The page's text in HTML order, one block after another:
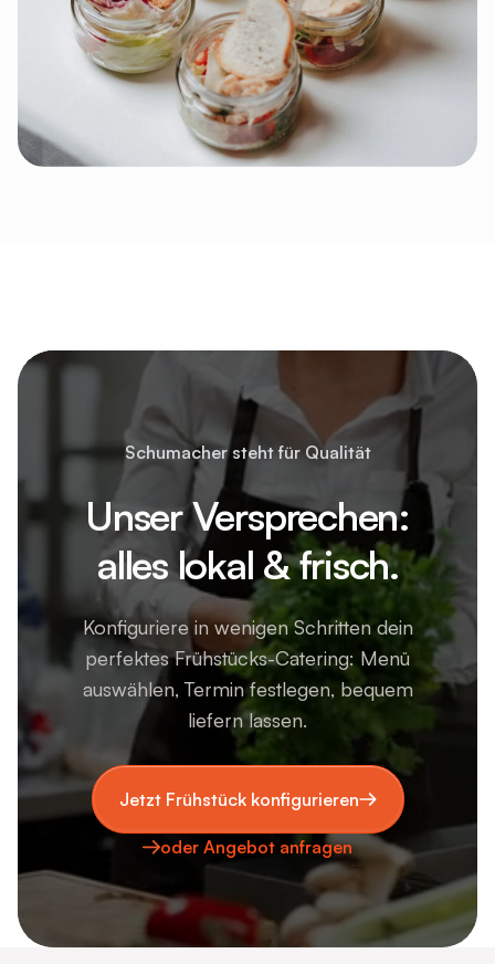
Schumacher steht für Qualität
Unser Versprechen:
alles lokal & frisch.
Konfiguriere in wenigen Schritten dein
perfektes Frühstücks-Catering: Menü
auswählen, Termin festlegen, bequem
liefern lassen.
Jetzt Frühstück konfigurieren
oder Angebot anfragen